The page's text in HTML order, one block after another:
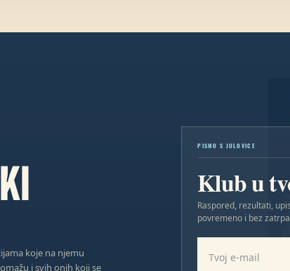
koje na njemu
i svih onih koji se
PISMO S JULOVICE
Klub u
Raspored, rezultati,
povremeno i bez